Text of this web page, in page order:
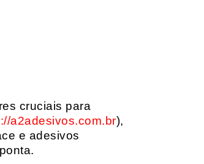
cruciais para
a2adesivos.com.br),
e adesivos